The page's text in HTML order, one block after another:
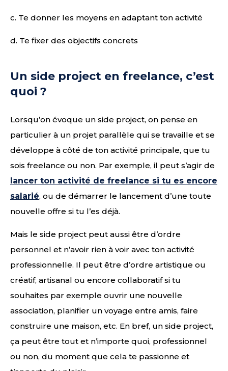
c. Te donner les moyens en adaptant ton activité
d. Te fixer des objectifs concrets
Un side project en freelance, c’est
quoi ?
Lorsqu’on évoque un side project, on pense en
particulier à un projet parallèle qui se travaille et se
développe à côté de ton activité principale, que tu
sois freelance ou non. Par exemple, il peut s’agir de
lancer ton activité de freelance si tu es encore
salarié, ou de démarrer le lancement d’une toute
nouvelle offre si tu l’es déjà.
Mais le side project peut aussi être d’ordre
personnel et n’avoir rien à voir avec ton activité
professionnelle. Il peut être d’ordre artistique ou
créatif, artisanal ou encore collaboratif si tu
souhaites par exemple ouvrir une nouvelle
association, planifier un voyage entre amis, faire
construire une maison, etc. En bref, un side project,
ça peut être tout et n’importe quoi, professionnel
ou non, du moment que cela te passionne et